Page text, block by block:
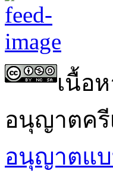
เนื้อ
อนุญาตค
อนุญาตแบ